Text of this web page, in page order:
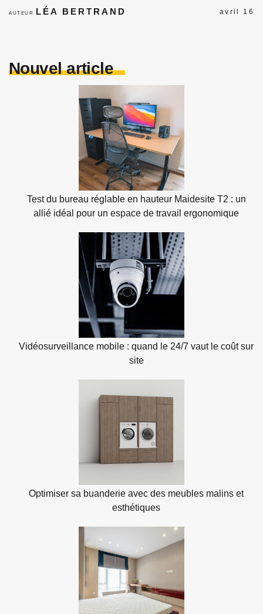
AUTEUR LÉA BERTRAND avril 16
Nouvel article
Test du bureau réglable en hauteur Maidesite T2 : un
allié idéal pour un espace de travail ergonomique
Vidéosurveillance mobile : quand le 24/7 vaut le coût sur
site
Optimiser sa buanderie avec des meubles malins et
esthétiques